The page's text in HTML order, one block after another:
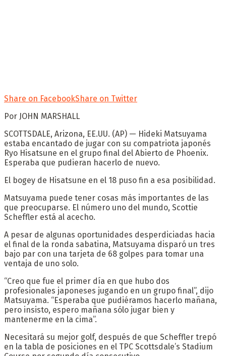
Share on FacebookShare on Twitter
Por JOHN MARSHALL
SCOTTSDALE, Arizona, EE.UU. (AP) — Hideki Matsuyama
estaba encantado de jugar con su compatriota japonés
Ryo Hisatsune en el grupo final del Abierto de Phoenix.
Esperaba que pudieran hacerlo de nuevo.
El bogey de Hisatsune en el 18 puso fin a esa posibilidad.
Matsuyama puede tener cosas más importantes de las
que preocuparse. El número uno del mundo, Scottie
Scheffler está al acecho.
A pesar de algunas oportunidades desperdiciadas hacia
el final de la ronda sabatina, Matsuyama disparó un tres
bajo par con una tarjeta de 68 golpes para tomar una
ventaja de uno solo.
“Creo que fue el primer día en que hubo dos
profesionales japoneses jugando en un grupo final”, dijo
Matsuyama. “Esperaba que pudiéramos hacerlo mañana,
pero insisto, espero mañana sólo jugar bien y
mantenerme en la cima”.
Necesitará su mejor golf, después de que Scheffler trepó
en la tabla de posiciones en el TPC Scottsdale’s Stadium